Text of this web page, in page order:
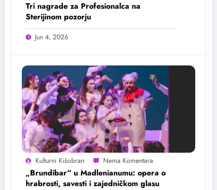
Tri nagrade za Profesionalca na
Sterijinom pozorju
Jun 4, 2026
Kulturni Kišobran
„Brundibar“ u Madlenianumu: opera o
hrabrosti, savesti i zajedničkom glasu